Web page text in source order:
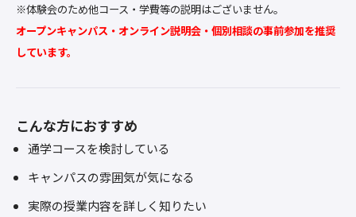
※体験会のため他コース・学費等の説明はございません。
オープンキャンパス・オンライン説明会・個別相談の事前参加を推奨
しています。
こんな方におすすめ
通学コースを検討している
キャンパスの雰囲気が気になる
実際の授業内容を詳しく知りたい